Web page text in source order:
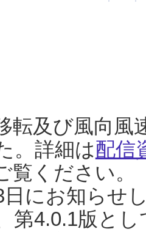
転及び風向風
。詳細は配信
覧ください。
にお知らせ
第4.0.1版と